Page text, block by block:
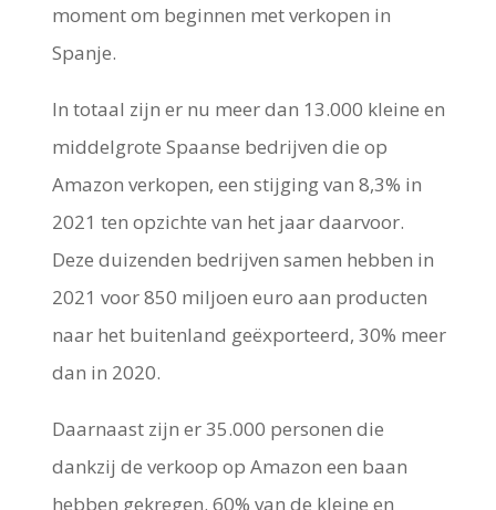
moment om beginnen met verkopen in
Spanje.
In totaal zijn er nu meer dan 13.000 kleine en
middelgrote Spaanse bedrijven die op
Amazon verkopen, een stijging van 8,3% in
2021 ten opzichte van het jaar daarvoor.
Deze duizenden bedrijven samen hebben in
2021 voor 850 miljoen euro aan producten
naar het buitenland geëxporteerd, 30% meer
dan in 2020.
Daarnaast zijn er 35.000 personen die
dankzij de verkoop op Amazon een baan
hebben gekregen. 60% van de kleine en